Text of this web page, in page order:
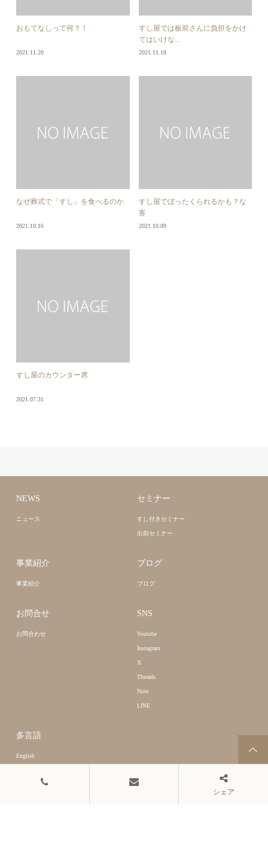
おもてなしって何？！
2021.11.20
すし屋では板前さんに負担をかけ
てはいけな...
2021.11.18
なぜ葬式で「すし」を食べるのか
2021.10.16
すし屋でぼったくられるかも？な
客
2021.10.09
すし屋のカウンター席
2021.07.31
NEWS
ニュース
セミナー
すし付きセミナー
出前セミナー
事業紹介
事業紹介
ブログ
ブログ
お問合せ
お問合わせ
SNS
Youtube
Instagram
X
Threads
Note
LINE
多言語
English
シェア